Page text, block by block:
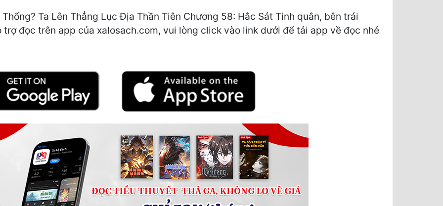
Ta Lên Thẳng Lục Địa Thần Tiên Chương 58: Hắc Sát Tinh quân, bên trái
trợ đọc trên app của xalosach.com, vui lòng click vào link dưới để tải app về đọc nhé